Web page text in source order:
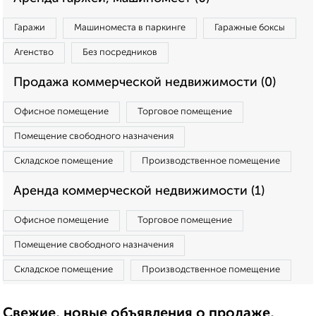
Гаражи Машиноместа в паркинге Гаражные боксы
Агенство Без посредников
Продажа коммерческой недвижимости (0)
Офисное помещение Торговое помещение
Помещение свободного назначения
Складское помещение Производственное помещение
Аренда коммерческой недвижимости (1)
Офисное помещение Торговое помещение
Помещение свободного назначения
Складское помещение Производственное помещение